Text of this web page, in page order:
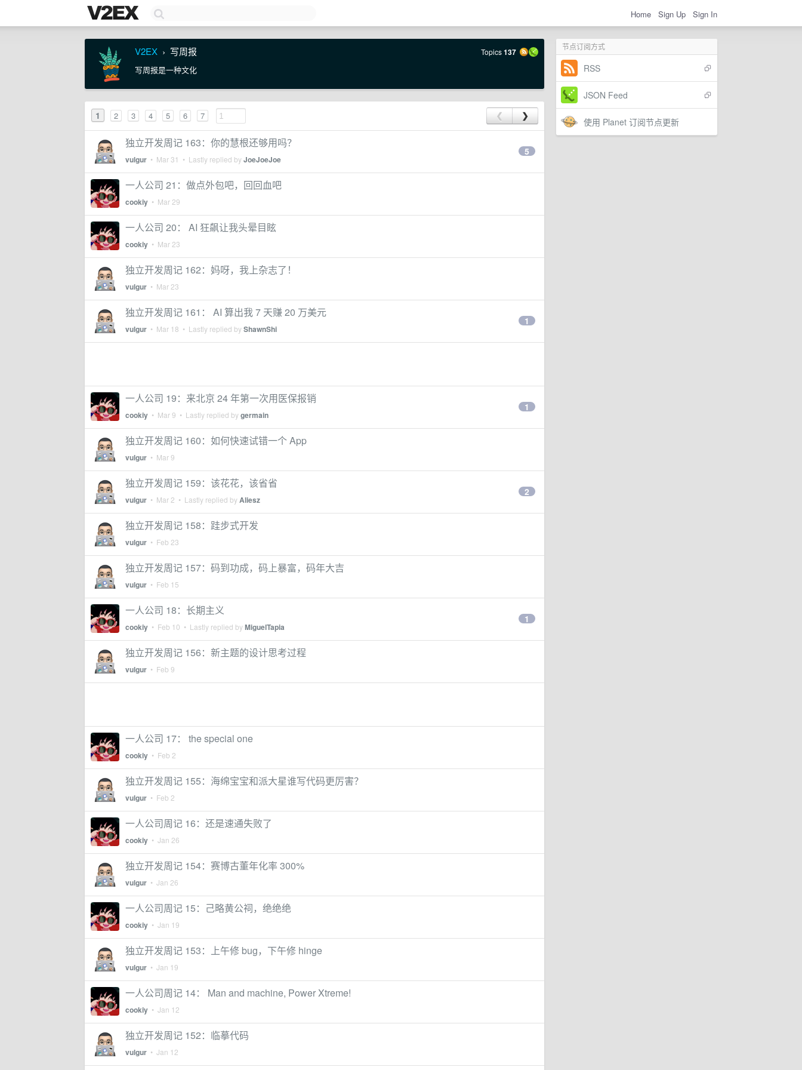
Home Sign Up Sign In
节点订阅方式
RSS
JSON Feed
使用 Planet 订阅节点更新
V2EX › 写周报 Topics137
写周报是一种文化
1 2 3 4 5 6 7 ❮ ❯
独立开发周记 163：你的慧根还够用吗？
vulgur • Mar 31 • Lastly replied byJoeJoeJoe
5
一人公司 21：做点外包吧，回回血吧
cookiy • Mar 29
一人公司 20： AI 狂飙让我头晕目眩
cookiy • Mar 23
独立开发周记 162：妈呀，我上杂志了！
vulgur • Mar 23
独立开发周记 161： AI 算出我 7 天赚 20 万美元
vulgur • Mar 18 • Lastly replied byShawnShi
1
一人公司 19：来北京 24 年第一次用医保报销
cookiy • Mar 9 • Lastly replied bygermain
1
独立开发周记 160：如何快速试错一个 App
vulgur • Mar 9
独立开发周记 159：该花花，该省省
vulgur • Mar 2 • Lastly replied byAliesz
2
独立开发周记 158：跬步式开发
vulgur • Feb 23
独立开发周记 157：码到功成，码上暴富，码年大吉
vulgur • Feb 15
一人公司 18：长期主义
cookiy • Feb 10 • Lastly replied byMiguelTapia
1
独立开发周记 156：新主题的设计思考过程
vulgur • Feb 9
一人公司 17： the special one
cookiy • Feb 2
独立开发周记 155：海绵宝宝和派大星谁写代码更厉害？
vulgur • Feb 2
一人公司周记 16：还是速通失败了
cookiy • Jan 26
独立开发周记 154：赛博古董年化率 300%
vulgur • Jan 26
一人公司周记 15：己略黄公祠，绝绝绝
cookiy • Jan 19
独立开发周记 153：上午修 bug，下午修 hinge
vulgur • Jan 19
一人公司周记 14： Man and machine, Power Xtreme!
cookiy • Jan 12
独立开发周记 152：临摹代码
vulgur • Jan 12